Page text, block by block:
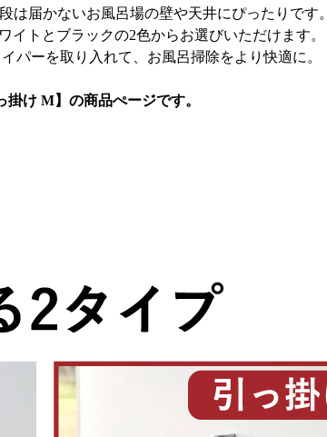
は届かないお風呂場の壁や天井にぴったりです。
イトとブラックの2色からお選びいただけます。
パーを取り入れて、お風呂掃除をより快適に。
け M】の商品ぺージです。